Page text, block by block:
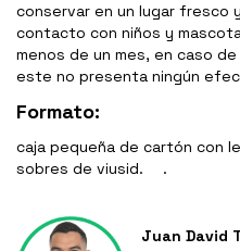
conservar en un lugar fresco
contacto con niños y
menos de un mes, en caso
este no presenta ningún
Formato:
caja pequeña de cartón con
sobres de viusid. .
Juan David